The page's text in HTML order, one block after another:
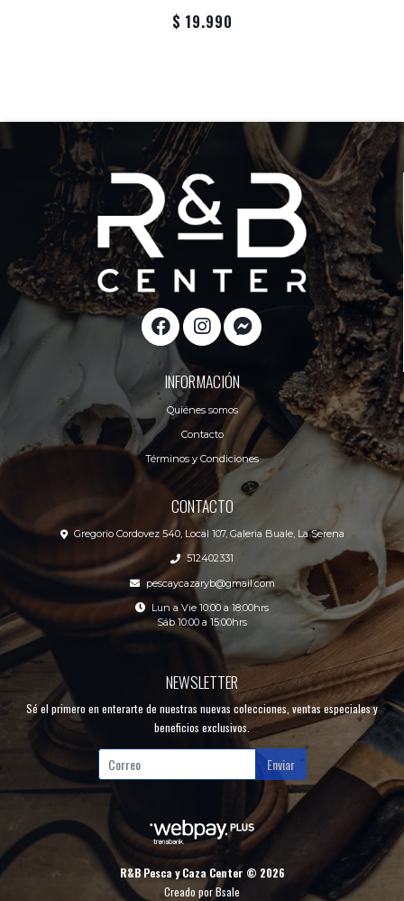
$ 19.990
INFORMACIÓN
Quiénes somos
Contacto
Términos y Condiciones
CONTACTO
Gregorio Cordovez 540, Local 107, Galeria Buale, La Serena
512402331
pescaycazaryb@gmail.com
Lun a Vie 10:00 a 18:00hrs
Sáb 10:00 a 15:00hrs
NEWSLETTER
Sé el primero en enterarte de nuestras nuevas colecciones, ventas especiales y
beneficios exclusivos.
Enviar
R&B Pesca y Caza Center © 2026
Creado porBsale